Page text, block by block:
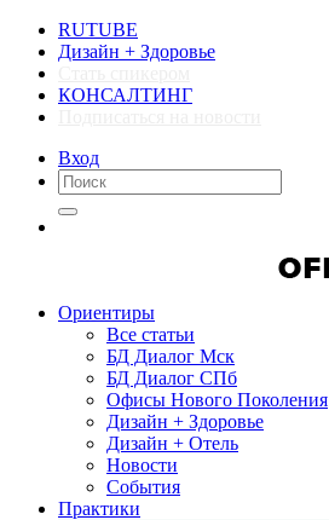
RUTUBE
Дизайн + Здоровье
КОНСАЛТИНГ
Вход
Ориентиры
Все статьи
БД Диалог Мск
БД Диалог СПб
Офисы Нового Поколения
Дизайн + Здоровье
Дизайн + Отель
Новости
События
Практики